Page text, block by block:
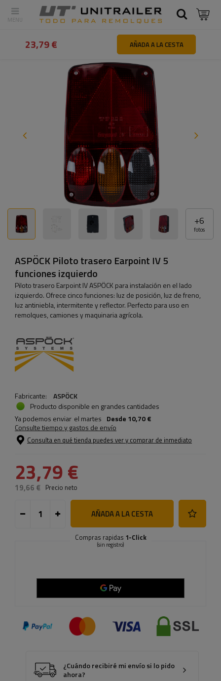
Atrás Inicio Iluminación y sistemas eléctricos Luces traseras
+6
fotos
ASPÖCK Piloto trasero Earpoint IV 5
funciones izquierdo
Piloto trasero Earpoint IV ASPÖCK para instalación en el lado
izquierdo. Ofrece cinco funciones: luz de posición, luz de freno,
luz antiniebla, intermitente y reflector. Perfecto para uso en
remolques, camiones y maquinaria agrícola.
Fabricante:
ASPÖCK
Producto disponible en grandes cantidades
Ya podemos enviar el martes Desde 10,70 €
Consulte tiempo y gastos de envío
Consulta en qué tienda puedes ver y comprar de inmediato
23,79 €
19,66 € Precio neto
AÑADA A LA CESTA
Compras rapidas 1-Click
(sin registro)
¿Cuándo recibiré mi envío si lo pido
ahora?
23,79 € AÑADA A LA CESTA